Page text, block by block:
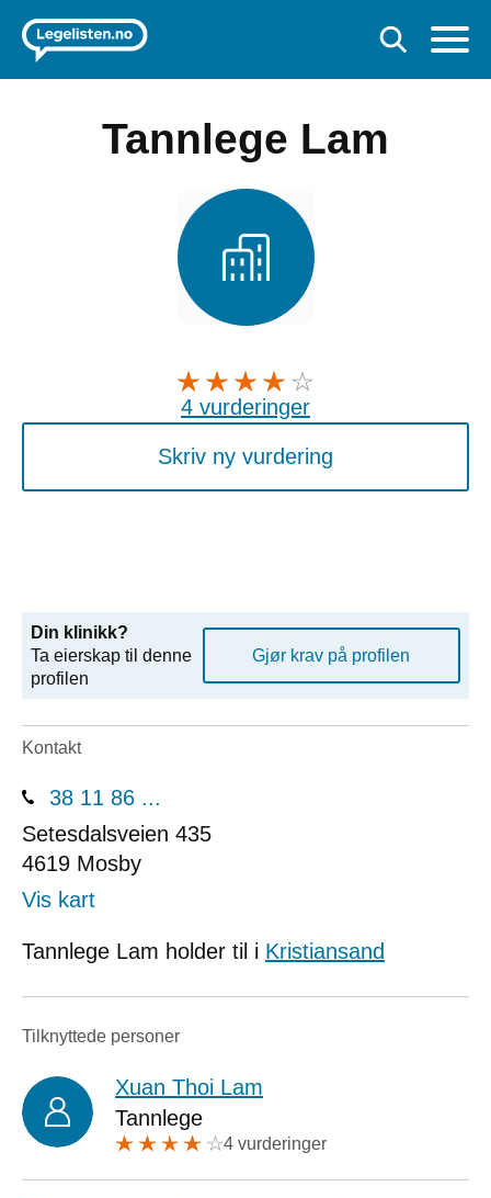
Tannlege Lam
4 vurderinger
Skriv ny vurdering
Din klinikk?
Ta eierskap til denne
profilen
Gjør krav på profilen
Kontakt
38 11 86 ...
Setesdalsveien 435
4619 Mosby
Vis kart
Tannlege Lam holder til i Kristiansand
Tilknyttede personer
Xuan Thoi Lam
Tannlege
4 vurderinger